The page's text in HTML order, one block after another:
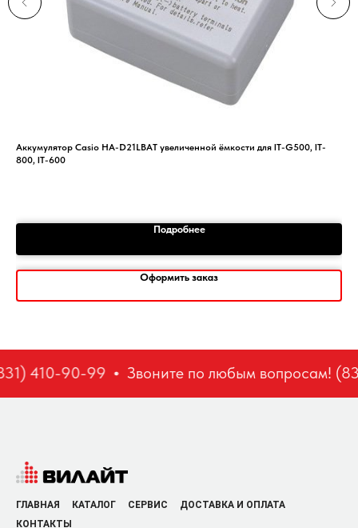
Аккумулятор Casio HA-D21LBAT увеличенной ёмкости для IT-G500, IT-
800, IT-600
Подробнее
Оформить заказ
410-90-99 Звоните по любым вопросам!
ГЛАВНАЯ КАТАЛОГ СЕРВИС
ДОСТАВКА И ОПЛАТА
КОНТАКТЫ